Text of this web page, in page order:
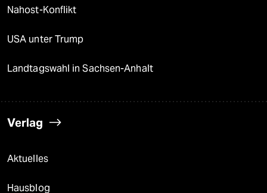
Nahost-Konflikt
USA unter Trump
Landtagswahl in Sachsen-Anhalt
Verlag
Aktuelles
Hausblog